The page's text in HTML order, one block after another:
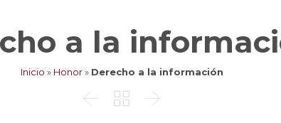
a la
Inicio » Honor» Derecho a la información
  